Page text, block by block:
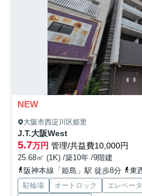
NEW
大阪市西淀川区姫里
J.T.大阪West
5.7万円 管理/共益費10,000円
25.68㎡ (1K) /築10年 /9階建
阪神本線「姫島」駅 徒歩8分
東
駐輪場 オートロック エレベー